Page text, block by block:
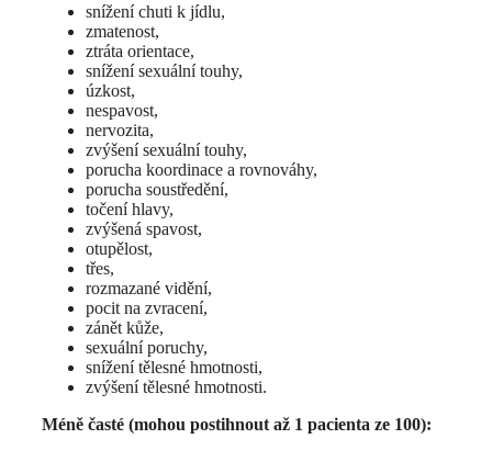
snížení chuti k jídlu,
zmatenost,
ztráta orientace,
snížení sexuální touhy,
úzkost,
nespavost,
nervozita,
zvýšení sexuální touhy,
porucha koordinace a rovnováhy,
porucha soustředění,
točení hlavy,
zvýšená spavost,
otupělost,
třes,
rozmazané vidění,
pocit na zvracení,
zánět kůže,
sexuální poruchy,
snížení tělesné hmotnosti,
zvýšení tělesné hmotnosti.
Méně časté (mohou postihnout až 1 pacienta ze 100):